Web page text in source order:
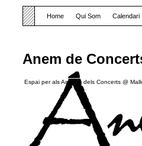
Anem de
Espai per als Amants dels Concerts @
Home Qui Som Calendari